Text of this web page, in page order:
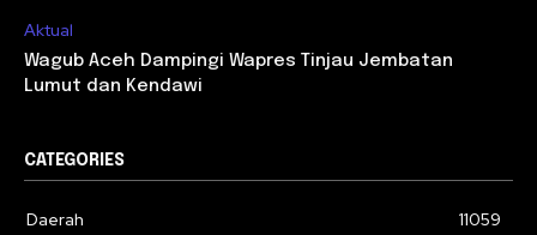
Aktual
Wagub Aceh Dampingi Wapres Tinjau Jembatan
Lumut dan Kendawi
CATEGORIES
Daerah
11059